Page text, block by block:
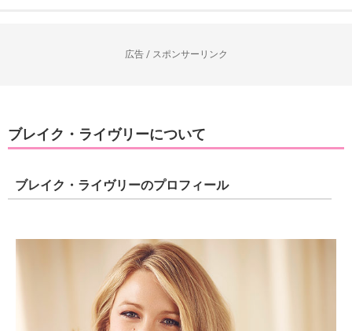
広告 / スポンサーリンク
ブレイク・ライヴリーについて
ブレイク・ライヴリーのプロフィール